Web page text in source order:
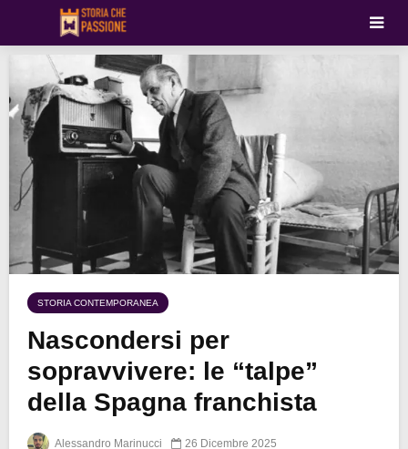
STORIA CONTEMPORANEA
Nascondersi per
sopravvivere: le “talpe”
della Spagna franchista
Alessandro Marinucci 26 Dicembre 2025